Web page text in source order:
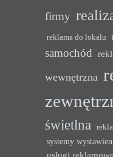
firmy
reklama do lokalu
samochód
wewnętrzna
świetlna
systemy
usługi reklamowe